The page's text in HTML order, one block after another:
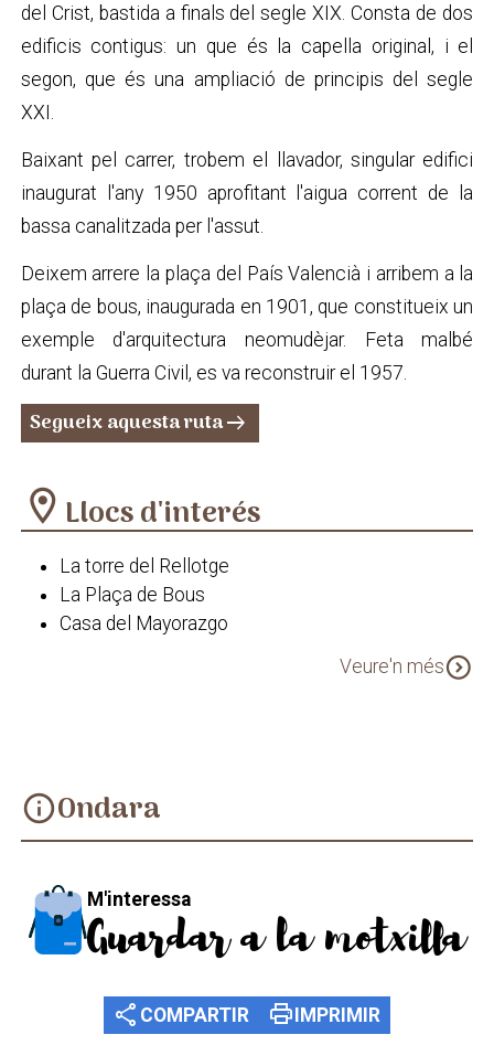
del Crist, bastida a finals del segle XIX. Consta de dos
edificis contigus: un que és la capella original, i el
segon, que és una ampliació de principis del segle
XXI.
Baixant pel carrer, trobem el llavador, singular edifici
inaugurat l'any 1950 aprofitant l'aigua corrent de la
bassa canalitzada per l'assut.
Deixem arrere la plaça del País Valencià i arribem a la
plaça de bous, inaugurada en 1901, que constitueix un
exemple d'arquitectura neomudèjar. Feta malbé
durant la Guerra Civil, es va reconstruir el 1957.
Segueix aquesta rutaarrow_right_alt
location_on Llocs d'interés
La torre del Rellotge
La Plaça de Bous
Casa del Mayorazgo
Veure'n mésexpand_circle_down
infoOndara
M'interessa
Guardar a la motxilla
share COMPARTIR print IMPRIMIR